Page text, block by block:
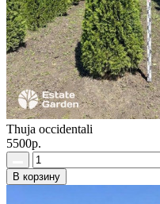
Thuja occidentali
5500р.
В корзину